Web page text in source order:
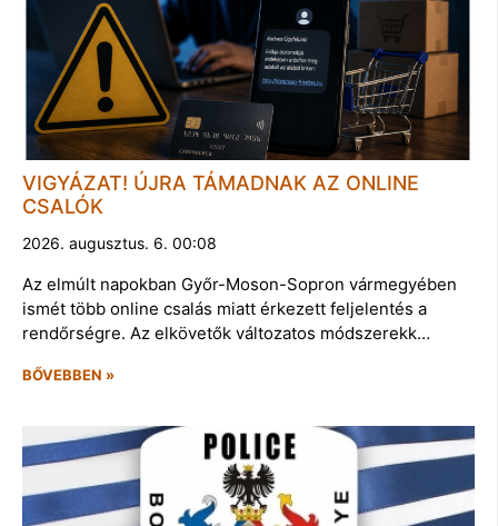
VIGYÁZAT! ÚJRA TÁMADNAK AZ ONLINE
CSALÓK
2026. augusztus. 6. 00:08
Az elmúlt napokban Győr-Moson-Sopron vármegyében
ismét több online csalás miatt érkezett feljelentés a
rendőrségre. Az elkövetők változatos módszerekk…
BŐVEBBEN »